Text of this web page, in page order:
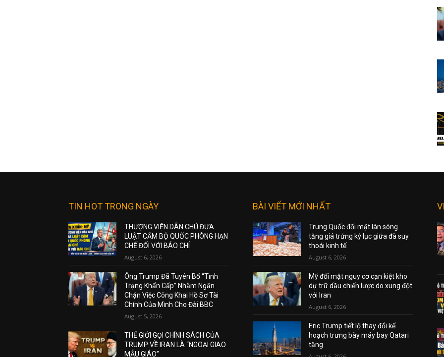
TIN HOT TRONG NGÀY
THƯỢNG VIỆN DÂN CHỦ ĐƯA
LUẬT CẤM BỘ QUỐC PHÒNG HẠN
CHẾ ĐỐI VỚI BÁO CHÍ
August 6, 2026
Ông Trump Đã Tuyên Bố “Tình
Trạng Khẩn Cấp” Nhằm Ngăn
Chặn Việc Công Khai Hồ Sơ Tài
Chính Của Mình Cho Đài BBC
August 5, 2026
THẾ GIỚI GỌI CHÍNH SÁCH CỦA
TRUMP VỀ IRAN LÀ “NGOẠI GIAO
MẪU GIÁO”
BÀI VIẾT MỚI NHẤT
Trung Quốc đối mặt làn sóng
tăng giá trứng kỷ lục giữa đà suy
thoái kinh tế
August 6, 2026
Mỹ đối mặt nguy cơ cạn kiệt kho
dự trữ dầu chiến lược do xung đột
với Iran
August 6, 2026
Eric Trump tiết lộ thay đổi kế
hoạch trưng bày máy bay Qatari
tặng